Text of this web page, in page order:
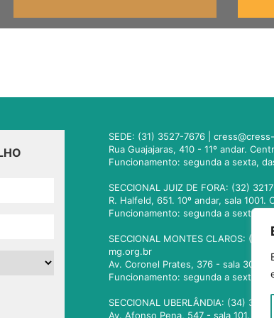
SEDE: (31) 3527-7676 |
Rua Guajajaras, 410 - 11º andar.
Funcionamento: segunda a sexta,
SECCIONAL JUIZ DE FORA: (32)
R. Halfeld, 651. 10º andar, sala
Funcionamento: segunda a sexta,
SECCIONAL MONTES CLAROS:
mg.org.br
Av. Coronel Prates, 376 - sala 301.
Funcionamento: segunda a sexta,
SECCIONAL UBERLÂNDIA: (34)
Av. Afonso Pena, 547 - sala 101.